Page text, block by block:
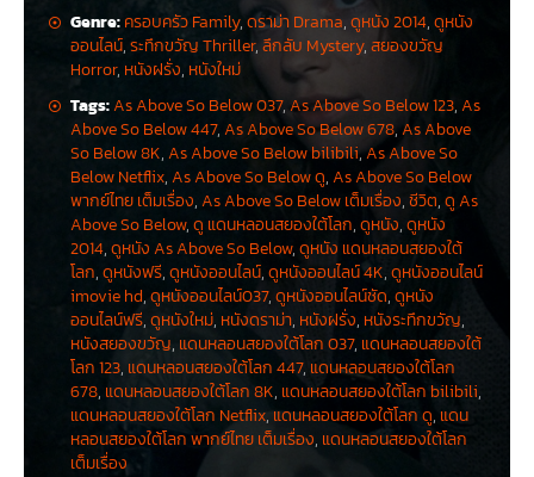
Genre:ครอบครัว Family,ดราม่า Drama,ดูหนัง 2014,ดูหนัง
ออนไลน์,ระทึกขวัญ Thriller,ลึกลับ Mystery,สยองขวัญ
Horror, หนังฝรั่ง, หนังใหม่
Tags:As Above So Below 037,As Above So Below 123,As
Above So Below 447,As Above So Below 678,As Above
So Below 8K,As Above So Below bilibili,As Above So
Below Netflix,As Above So Below ดู,As Above So Below
พากย์ไทย เต็มเรื่อง,As Above So Below เต็มเรื่อง,ชีวิต,ดู As
Above So Below,ดู แดนหลอนสยองใต้โลก,ดูหนัง,ดูหนัง
2014,ดูหนัง As Above So Below,ดูหนัง แดนหลอนสยองใต้
โลก,ดูหนังฟรี,ดูหนังออนไลน์,ดูหนังออนไลน์ 4K,ดูหนังออนไลน์
imovie hd,ดูหนังออนไลน์037,ดูหนังออนไลน์ชัด,ดูหนัง
ออนไลน์ฟรี,ดูหนังใหม่, หนังดราม่า, หนังฝรั่ง, หนังระทึกขวัญ,
หนังสยองขวัญ, แดนหลอนสยองใต้โลก 037, แดนหลอนสยองใต้
โลก 123, แดนหลอนสยองใต้โลก 447, แดนหลอนสยองใต้โลก
678, แดนหลอนสยองใต้โลก 8K, แดนหลอนสยองใต้โลก bilibili,
แดนหลอนสยองใต้โลก Netflix,แดนหลอนสยองใต้โลก ดู, แดน
หลอนสยองใต้โลก พากย์ไทย เต็มเรื่อง, แดนหลอนสยองใต้โลก
เต็มเรื่อง